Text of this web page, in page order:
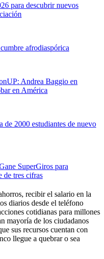
para descubrir nuevos
afrodiaspórica
Andrea Baggio en
en América
de 2000 estudiantes de nuevo
SuperGiros para
de tres cifras
recibir el salario en la
diarios desde el teléfono
cotidianas para millones
mayoría de los ciudadanos
sus recursos cuentan con
llegue a quebrar o sea